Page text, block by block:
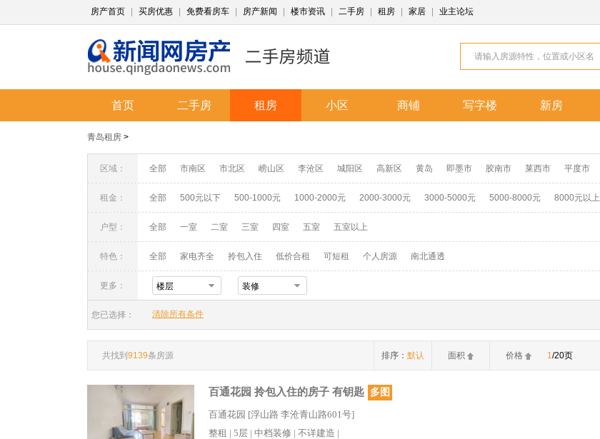
房产首页 买房优惠 免费看房车 房产新闻 楼市资讯 二手房 租房 家居 业主论坛
首页 二手房 租房 小区 商铺 写字楼 新房
青岛租房 >
区域： 全部 市南区 市北区 崂山区 李沧区 城阳区 高新区 黄岛 即墨市 胶南市 莱西市 平度市
租金： 全部 500元以下 500-1000元 1000-2000元 2000-3000元 3000-5000元 5000-8000元 8000元以上
户型： 全部 一室 二室 三室 四室 五室 五室以上
特色： 全部 家电齐全 拎包入住 低价合租 可短租 个人房源 南北通透
更多： 楼层 装修
您已选择： 清除所有条件
共找到 9139条房源 排序： 默认 面积 价格 1/20页
百通花园 拎包入住的房子 有钥匙 多图
百通花园 [浮山路 李沧青山路601号]
整租 | 5层 | 中档装修 | 不详建造 |